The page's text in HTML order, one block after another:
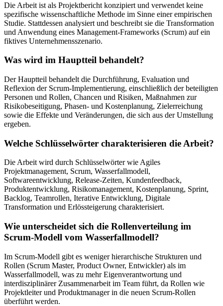
Die Arbeit ist als Projektbericht konzipiert und verwendet keine
spezifische wissenschaftliche Methode im Sinne einer empirischen
Studie. Stattdessen analysiert und beschreibt sie die Transformation
und Anwendung eines Management-Frameworks (Scrum) auf ein
fiktives Unternehmensszenario.
Was wird im Hauptteil behandelt?
Der Hauptteil behandelt die Durchführung, Evaluation und
Reflexion der Scrum-Implementierung, einschließlich der beteiligten
Personen und Rollen, Chancen und Risiken, Maßnahmen zur
Risikobeseitigung, Phasen- und Kostenplanung, Zielerreichung
sowie die Effekte und Veränderungen, die sich aus der Umstellung
ergeben.
Welche Schlüsselwörter charakterisieren die Arbeit?
Die Arbeit wird durch Schlüsselwörter wie Agiles
Projektmanagement, Scrum, Wasserfallmodell,
Softwareentwicklung, Release-Zeiten, Kundenfeedback,
Produktentwicklung, Risikomanagement, Kostenplanung, Sprint,
Backlog, Teamrollen, Iterative Entwicklung, Digitale
Transformation und Erlössteigerung charakterisiert.
Wie unterscheidet sich die Rollenverteilung im
Scrum-Modell vom Wasserfallmodell?
Im Scrum-Modell gibt es weniger hierarchische Strukturen und
Rollen (Scrum Master, Product Owner, Entwickler) als im
Wasserfallmodell, was zu mehr Eigenverantwortung und
interdisziplinärer Zusammenarbeit im Team führt, da Rollen wie
Projektleiter und Produktmanager in die neuen Scrum-Rollen
überführt werden.